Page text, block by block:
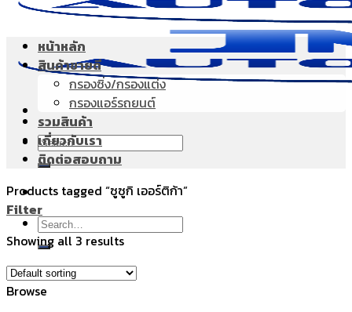
Search
for:
Search
for:
หน้าหลัก
สินค้าขายดี
กรองซิ่ง/กรองแต่ง
กรองแอร์รถยนต์
รวมสินค้า
เกี่ยวกับเรา
ติดต่อสอบถาม
Products tagged “ซูซูกิ เออร์ติก้า”
Filter
Showing all 3 results
Browse